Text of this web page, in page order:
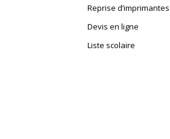
Reprise d’imprimantes
Devis en ligne
Liste scolaire